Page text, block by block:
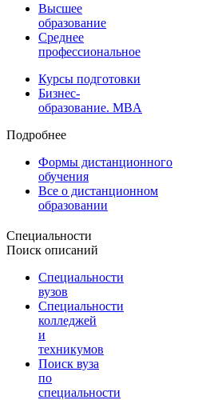
Высшее
образование
Среднее
профессиональное
Курсы подготовки
Бизнес-
образование. MBA
Подробнее
Формы дистанционного
обучения
Все о дистанционном
образовании
Специальности
Поиск описаний
Специальности
вузов
Специальности
колледжей
и
техникумов
Поиск вуза
по
специальности